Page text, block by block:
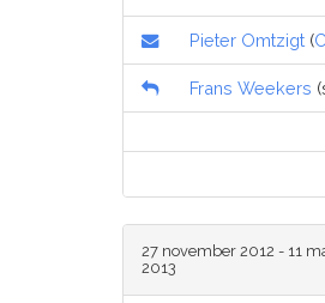
Pieter Omtzigt (
Frans Weekers
27 november 2012 - 11
2013